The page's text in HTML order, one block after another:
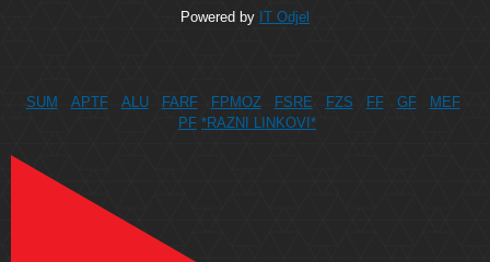
Powered by IT Odjel
SUM APTF ALU FARF FPMOZ FSRE FZS FF GF
MEF
PF *RAZNI LINKOVI*